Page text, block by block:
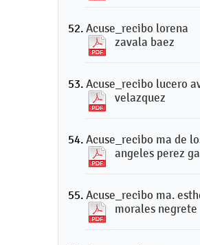
Acuse_recibo lorena
zavala baez
Acuse_recibo lucero
velazquez
Acuse_recibo ma de
angeles perez
Acuse_recibo ma.
morales negrete